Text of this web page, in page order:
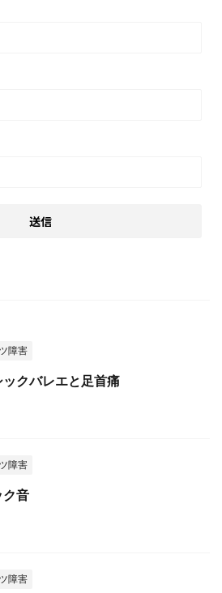
障害
ックバレエと足首痛
障害
ク音
障害